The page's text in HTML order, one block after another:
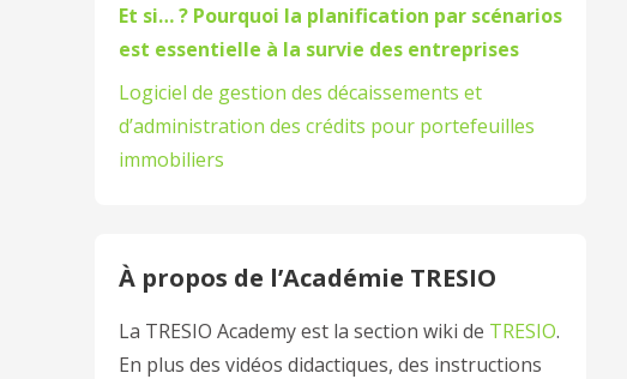
Et si… ? Pourquoi la planification par scénarios
est essentielle à la survie des entreprises
Logiciel de gestion des décaissements et
d’administration des crédits pour portefeuilles
immobiliers
À propos de l’Académie TRESIO
La TRESIO Academy est la section wiki de TRESIO.
En plus des vidéos didactiques, des instructions